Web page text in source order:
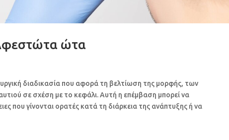
ώτα
διαδικασία που αφορά τη βελτίωση της μορφής, των
σε σχέση με το κεφάλι. Αυτή η επέμβαση μπορεί να
που γίνονται ορατές κατά τη διάρκεια της ανάπτυξης ή να